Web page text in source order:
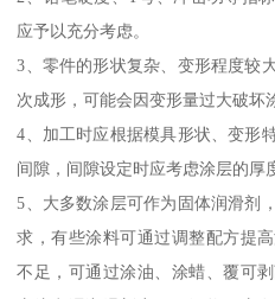
应予以充分考虑。
3、零件的形状复杂、变形程度较
次成形，可能会因变形量过大破坏
4、加工时应根据模具形状、变形
间隙，间隙设定时应考虑涂层的厚
5、大多数涂层可作为固体润滑剂
求，有些涂料可通过调整配方提
不足，可通过涂油、涂蜡、覆可